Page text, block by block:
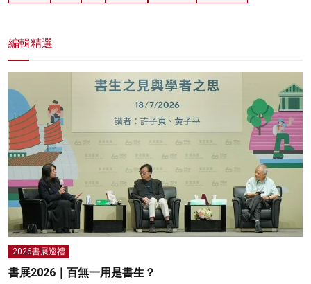
編輯精選
2026書展巡禮
書展2026｜百無一用是書生？